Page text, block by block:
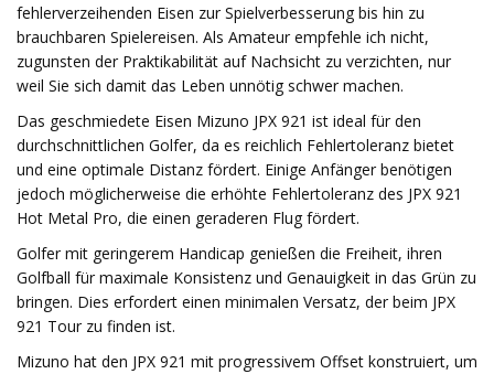
fehlerverzeihenden Eisen zur Spielverbesserung bis hin zu
brauchbaren Spielereisen. Als Amateur empfehle ich nicht,
zugunsten der Praktikabilität auf Nachsicht zu verzichten, nur
weil Sie sich damit das Leben unnötig schwer machen.
Das geschmiedete Eisen Mizuno JPX 921 ist ideal für den
durchschnittlichen Golfer, da es reichlich Fehlertoleranz bietet
und eine optimale Distanz fördert. Einige Anfänger benötigen
jedoch möglicherweise die erhöhte Fehlertoleranz des JPX 921
Hot Metal Pro, die einen geraderen Flug fördert.
Golfer mit geringerem Handicap genießen die Freiheit, ihren
Golfball für maximale Konsistenz und Genauigkeit in das Grün zu
bringen. Dies erfordert einen minimalen Versatz, der beim JPX
921 Tour zu finden ist.
Mizuno hat den JPX 921 mit progressivem Offset konstruiert, um